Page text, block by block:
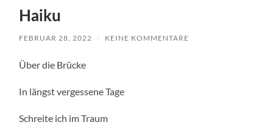
Haiku
FEBRUAR 28, 2022 / KEINE KOMMENTARE
Über die Brücke
In längst vergessene Tage
Schreite ich im Traum